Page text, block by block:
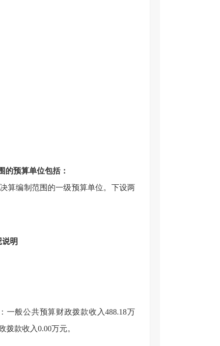
的预算单位包括：
算编制范围的一级预算单位。下设两
明
一般公共预算财政拨款收入488.18万
款收入0.00万元。